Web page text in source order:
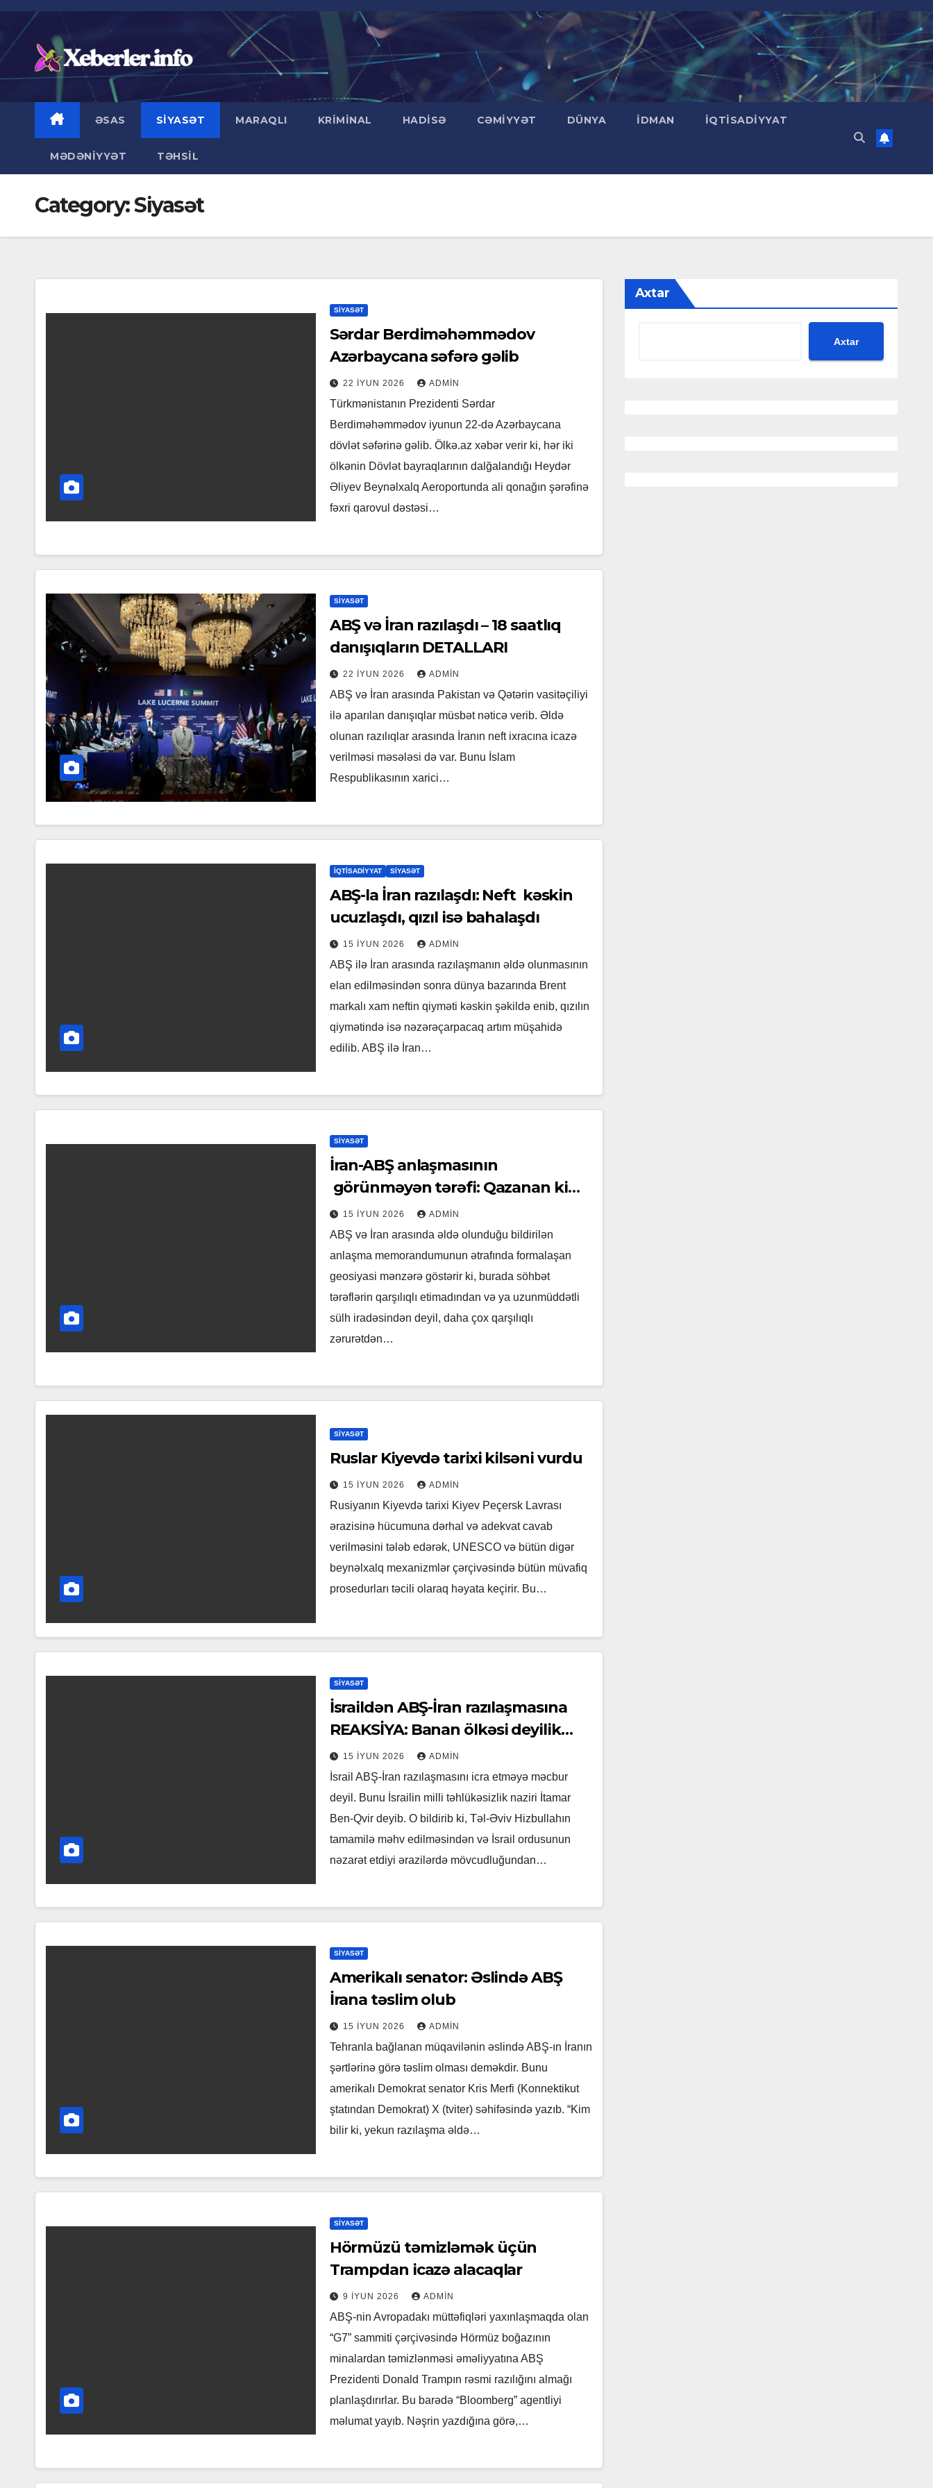
Skip
content
ƏSAS SIYASƏT MARAQLI KRIMINAL HADISƏ CƏMIYYƏT DÜNYA İDMAN İQTISADIYYAT
MƏDƏNIYYƏT TƏHSIL
Category:Siyasət
SIYASƏT
Sərdar Berdiməhəmmədov
Azərbaycana səfərə gəlib
22 İYUN 2026 ADMIN
Türkmənistanın Prezidenti Sərdar
Berdiməhəmmədov iyunun 22-də Azərbaycana
dövlət səfərinə gəlib. Ölkə.az xəbər verir ki, hər iki
ölkənin Dövlət bayraqlarının dalğalandığı Heydər
Əliyev Beynəlxalq Aeroportunda ali qonağın şərəfinə
fəxri qarovul dəstəsi…
SIYASƏT
ABŞ və İran razılaşdı – 18 saatlıq
danışıqların DETALLARI
22 İYUN 2026 ADMIN
ABŞ və İran arasında Pakistan və Qətərin vasitəçiliyi
ilə aparılan danışıqlar müsbət nəticə verib. Əldə
olunan razılıqlar arasında İranın neft ixracına icazə
verilməsi məsələsi də var. Bunu İslam
Respublikasının xarici…
İQTISADIYYAT SIYASƏT
ABŞ-la İran razılaşdı: Neft kəskin
ucuzlaşdı, qızıl isə bahalaşdı
15 İYUN 2026 ADMIN
ABŞ ilə İran arasında razılaşmanın əldə olunmasının
elan edilməsindən sonra dünya bazarında Brent
markalı xam neftin qiyməti kəskin şəkildə enib, qızılın
qiymətində isə nəzərəçarpacaq artım müşahidə
edilib. ABŞ ilə İran…
SIYASƏT
İran-ABŞ anlaşmasının
görünməyən tərəfi: Qazanan kim,
itirən kim
15 İYUN 2026 ADMIN
ABŞ və İran arasında əldə olunduğu bildirilən
anlaşma memorandumunun ətrafında formalaşan
geosiyasi mənzərə göstərir ki, burada söhbət
tərəflərin qarşılıqlı etimadından və ya uzunmüddətli
sülh iradəsindən deyil, daha çox qarşılıqlı
zərurətdən…
SIYASƏT
Ruslar Kiyevdə tarixi kilsəni vurdu
15 İYUN 2026 ADMIN
Rusiyanın Kiyevdə tarixi Kiyev Peçersk Lavrası
ərazisinə hücumuna dərhal və adekvat cavab
verilməsini tələb edərək, UNESCO və bütün digər
beynəlxalq mexanizmlər çərçivəsində bütün müvafiq
prosedurları təcili olaraq həyata keçirir. Bu…
SIYASƏT
İsraildən ABŞ-İran razılaşmasına
REAKSİYA: Banan ölkəsi deyilik…
15 İYUN 2026 ADMIN
İsrail ABŞ-İran razılaşmasını icra etməyə məcbur
deyil. Bunu İsrailin milli təhlükəsizlik naziri İtamar
Ben-Qvir deyib. O bildirib ki, Təl-Əviv Hizbullahın
tamamilə məhv edilməsindən və İsrail ordusunun
nəzarət etdiyi ərazilərdə mövcudluğundan…
SIYASƏT
Amerikalı senator: Əslində ABŞ
İrana təslim olub
15 İYUN 2026 ADMIN
Tehranla bağlanan müqavilənin əslində ABŞ-ın İranın
şərtlərinə görə təslim olması deməkdir. Bunu
amerikalı Demokrat senator Kris Merfi (Konnektikut
ştatından Demokrat) X (tviter) səhifəsində yazıb. “Kim
bilir ki, yekun razılaşma əldə…
SIYASƏT
Hörmüzü təmizləmək üçün
Trampdan icazə alacaqlar
9 İYUN 2026 ADMIN
ABŞ-nin Avropadakı müttəfiqləri yaxınlaşmaqda olan
“G7” sammiti çərçivəsində Hörmüz boğazının
minalardan təmizlənməsi əməliyyatına ABŞ
Prezidenti Donald Trampın rəsmi razılığını almağı
planlaşdırırlar. Bu barədə “Bloomberg” agentliyi
məlumat yayıb. Nəşrin yazdığına görə,…
Axtar
Axtar